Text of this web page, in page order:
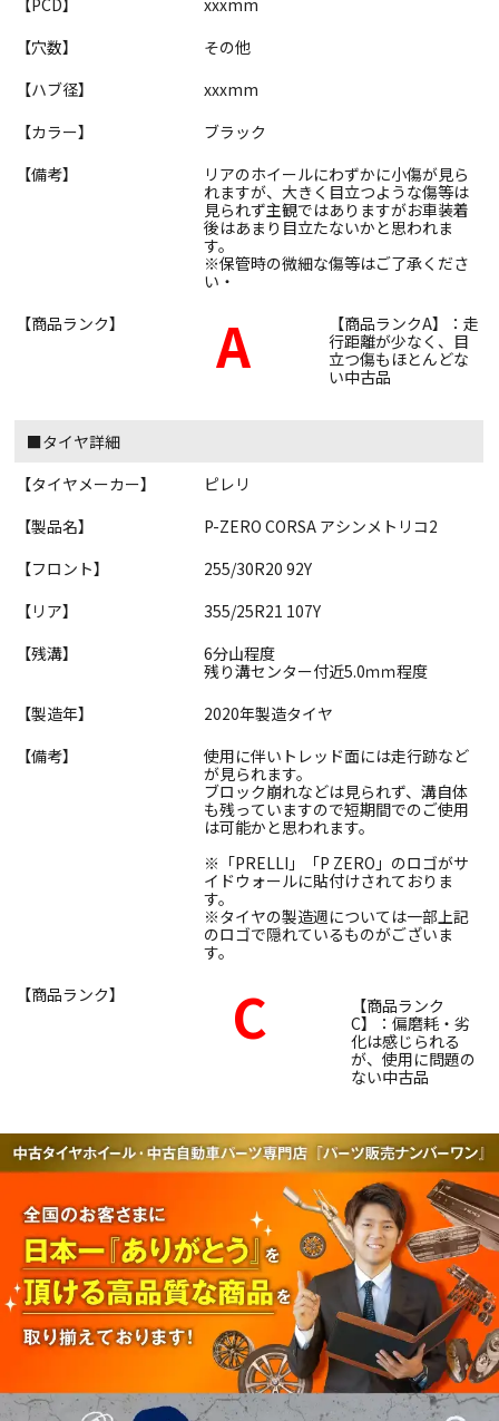
【PCD】
xxxmm
【穴数】
その他
【ハブ径】
xxxmm
【カラー】
ブラック
【備考】
リアのホイールにわずかに小傷が見ら
れますが、大きく目立つような傷等は
見られず主観ではありますがお車装着
後はあまり目立たないかと思われま
す。
※保管時の微細な傷等はご了承くださ
い・
【商品ランク】
A
【商品ランクA】：走
行距離が少なく、目
立つ傷もほとんどな
い中古品
■タイヤ詳細
【タイヤメーカー】
ピレリ
【製品名】
P-ZERO CORSA アシンメトリコ2
【フロント】
255/30R20 92Y
【リア】
355/25R21 107Y
【残溝】
6分山程度
残り溝センター付近5.0ｍｍ程度
【製造年】
2020年製造タイヤ
【備考】
使用に伴いトレッド面には走行跡など
が見られます。
ブロック崩れなどは見られず、溝自体
も残っていますので短期間でのご使用
は可能かと思われます。
※「PRELLI」「P ZERO」のロゴがサ
イドウォールに貼付けされておりま
す。
※タイヤの製造週については一部上記
のロゴで隠れているものがございま
す。
【商品ランク】
C
【商品ランク
C】：偏磨耗・劣
化は感じられる
が、使用に問題の
ない中古品